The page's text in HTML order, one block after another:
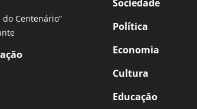
Centenário”
Sociedade
Política
Economia
Cultura
Educação